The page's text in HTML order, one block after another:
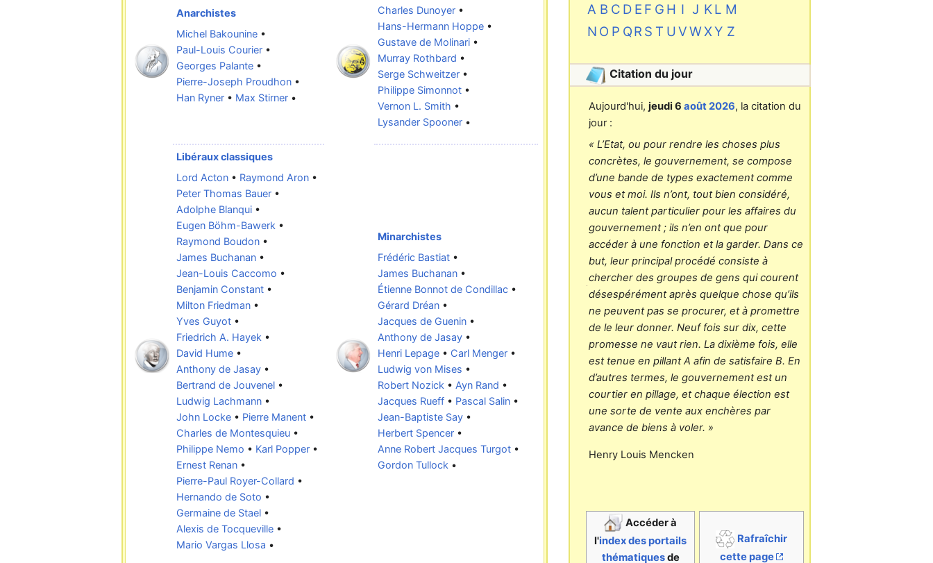
Anarchistes
Michel Bakounine •
Paul-Louis Courier •
Georges Palante •
Pierre-Joseph Proudhon •
Han Ryner • Max Stirner •
Charles Dunoyer •
Hans-Hermann Hoppe •
Gustave de Molinari •
Murray Rothbard •
Serge Schweitzer •
Philippe Simonnot •
Vernon L. Smith •
Lysander Spooner •
Libéraux classiques
Lord Acton • Raymond Aron •
Peter Thomas Bauer •
Adolphe Blanqui •
Eugen Böhm-Bawerk •
Raymond Boudon •
James Buchanan •
Jean-Louis Caccomo •
Benjamin Constant •
Milton Friedman •
Yves Guyot •
Friedrich A. Hayek •
David Hume •
Anthony de Jasay •
Bertrand de Jouvenel •
Ludwig Lachmann •
John Locke • Pierre Manent •
Charles de Montesquieu •
Philippe Nemo • Karl Popper •
Ernest Renan •
Pierre-Paul Royer-Collard •
Hernando de Soto •
Germaine de Stael •
Alexis de Tocqueville •
Mario Vargas Llosa •
Minarchistes
Frédéric Bastiat •
James Buchanan •
Étienne Bonnot de Condillac •
Gérard Dréan •
Jacques de Guenin •
Anthony de Jasay •
Henri Lepage • Carl Menger •
Ludwig von Mises •
Robert Nozick • Ayn Rand •
Jacques Rueff • Pascal Salin •
Jean-Baptiste Say •
Herbert Spencer •
Anne Robert Jacques Turgot •
Gordon Tullock •
A B C D E F G H I J KL M
N O P QRS T UVWXY Z
Citation du jour
Aujourd'hui,jeudi 6août 2026, la citation du
jour :
« L’Etat, ou pour rendre les choses plus
concrètes, le gouvernement, se compose
d’une bande de types exactement comme
vous et moi. Ils n’ont, tout bien considéré,
aucun talent particulier pour les affaires du
gouvernement ; ils n’en ont que pour
accéder à une fonction et la garder. Dans ce
but, leur principal procédé consiste à
chercher des groupes de gens qui courent
désespérément après quelque chose qu’ils
ne peuvent pas se procurer, et à promettre
de le leur donner. Neuf fois sur dix, cette
promesse ne vaut rien. La dixième fois, elle
est tenue en pillant A afin de satisfaire B. En
d’autres termes, le gouvernement est un
courtier en pillage, et chaque élection est
une sorte de vente aux enchères par
avance de biens à voler. »
Henry Louis Mencken
Accéder à
l'index des portails
thématiquesde
Rafraîchir
cette page